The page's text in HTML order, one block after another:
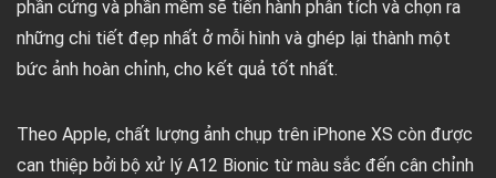
phần cứng và phần mềm sẽ tiến hành phân tích và chọn ra
những chi tiết đẹp nhất ở mỗi hình và ghép lại thành một
bức ảnh hoàn chỉnh, cho kết quả tốt nhất.
Theo Apple, chất lượng ảnh chụp trên iPhone XS còn được
can thiệp bởi bộ xử lý A12 Bionic từ màu sắc đến cân chỉnh